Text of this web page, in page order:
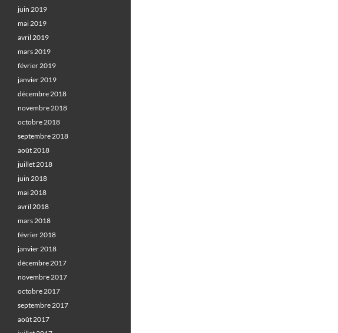
juin 2019
mai 2019
avril 2019
mars 2019
février 2019
janvier 2019
décembre 2018
novembre 2018
octobre 2018
septembre 2018
août 2018
juillet 2018
juin 2018
mai 2018
avril 2018
mars 2018
février 2018
janvier 2018
décembre 2017
novembre 2017
octobre 2017
septembre 2017
août 2017